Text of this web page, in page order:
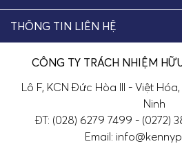
THÔNG TIN LIÊN HỆ
CÔNG TY TRÁCH NHIỆM
Lô F, KCN Đức Hòa III - Việt
Ninh
ĐT: (028) 6279 7499 - (0272)
Email: